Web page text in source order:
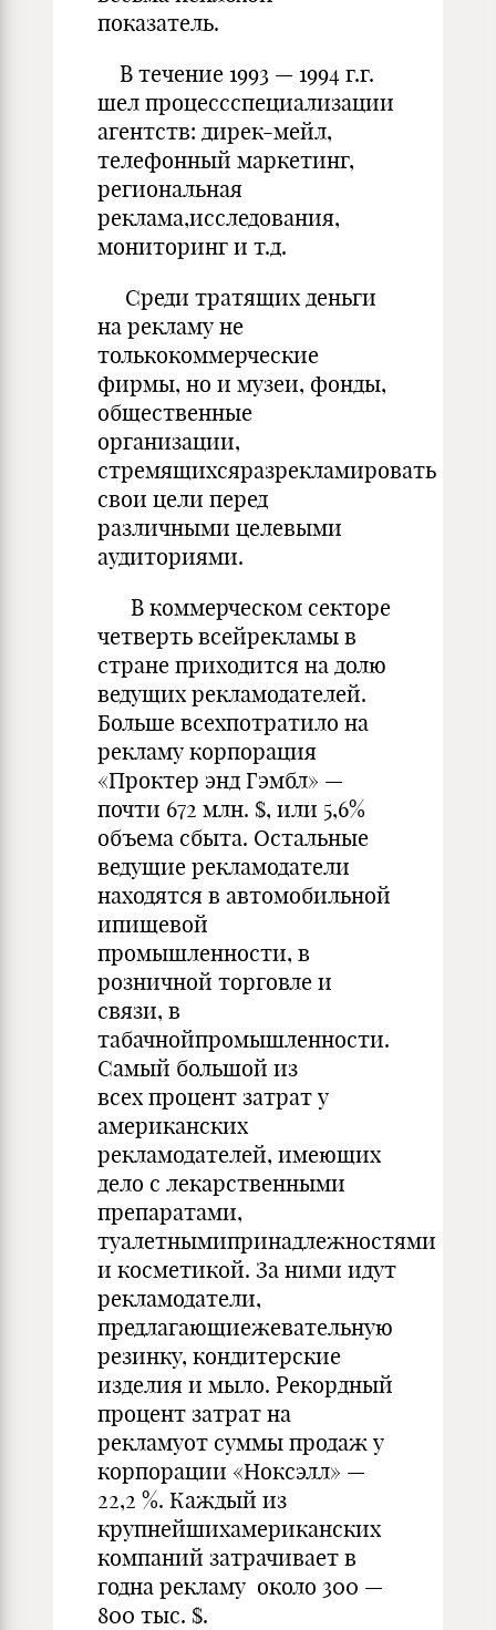
показатель.
В течение 1993 — 1994 г.г.
шел процессспециализации
агентств: дирек-мейл,
телефонный маркетинг,
региональная
реклама,исследования,
мониторинг и т.д.
Среди тратящих деньги
на рекламу не
толькокоммерческие
фирмы, но и музеи, фонды,
общественные
организации,
стремящихсяразрекламировать
свои цели перед
различными целевыми
аудиториями.
В коммерческом секторе
четверть всейрекламы в
стране приходится на долю
ведущих рекламодателей.
Больше всехпотратило на
рекламу корпорация
«Проктер энд Гэмбл» —
почти 672 млн. $, или 5,6%
объема сбыта. Остальные
ведущие рекламодатели
находятся в автомобильной
ипищевой
промышленности, в
розничной торговле и
связи, в
табачнойпромышленности.
Самый большой из
всех процент затрат у
американских
рекламодателей, имеющих
дело с лекарственными
препаратами,
туалетнымипринадлежностями
и косметикой. За ними идут
рекламодатели,
предлагающиежевательную
резинку, кондитерские
изделия и мыло. Рекордный
процент затрат на
рекламуот суммы продаж у
корпорации «Ноксэлл» —
22,2 %. Каждый из
крупнейшихамериканских
компаний затрачивает в
годна рекламу около 300 —
800 тыс. $.